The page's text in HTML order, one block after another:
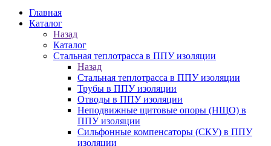
Главная
Каталог
Назад
Каталог
Стальная теплотрасса в ППУ изоляции
Назад
Стальная теплотрасса в ППУ изоляции
Трубы в ППУ изоляции
Отводы в ППУ изоляции
Неподвижные щитовые опоры (НЩО) в
ППУ изоляции
Cильфонные компенсаторы (СКУ) в ППУ
изоляции